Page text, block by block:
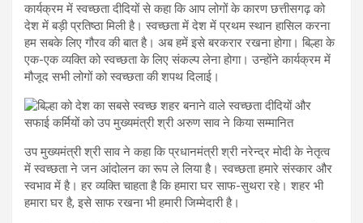
कार्यक्रम में स्वच्छता दीदियों से कहा कि आप लोगों के कारण छत्तीसगढ़ को
देश में बड़ी प्रतिष्ठा मिली है। स्वच्छता में देश में प्रथम स्थान हासिल करना
हम सबके लिए गौरव की बात है। अब हमें इसे बरकरार रखना होगा। बिल्हा के
एक-एक व्यक्ति को स्वच्छता के लिए संकल्प लेना होगा। उन्होंने कार्यक्रम में
मौजूद सभी लोगों को स्वच्छता की शपथ दिलाई।
उप मुख्यमंत्री श्री साव ने कहा कि प्रधानमंत्री श्री नरेन्द्र मोदी के नेतृत्व
में स्वच्छता ने जन आंदोलन का रूप ले लिया है। स्वच्छता हमारे संस्कार और
स्वभाव में है। हर व्यक्ति चाहता है कि हमारा घर साफ-सुथरा रहे। शहर भी
हमारा घर है, इसे साफ रखना भी हमारी जिम्मेदारी है।